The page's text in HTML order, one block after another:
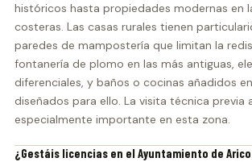
históricos hasta propiedades modernas en
costeras. Las casas rurales tienen
paredes de mampostería que limitan la
fontanería de plomo en las más antiguas,
diferenciales, y baños o cocinas añadidos
diseñados para ello. La visita técnica previa
especialmente importante en esta zona.
¿Gestáis licencias en el Ayuntamiento de